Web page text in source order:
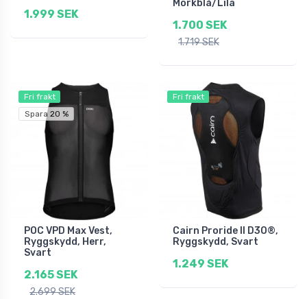
1.999 SEK
Mörkblå/Lila
1.700 SEK
1.719 SEK
Fri frakt
Spara 20 %
POC VPD Max Vest,
Ryggskydd, Herr,
Svart
2.165 SEK
2.699 SEK
Fri frakt
Cairn Proride II D3O®,
Ryggskydd, Svart
1.249 SEK